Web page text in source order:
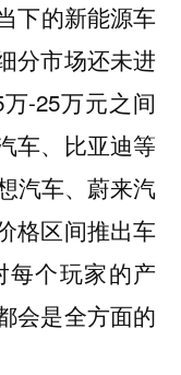
下的新能源车
分市场还未进
-25万元之间
车、比亚迪等
汽车、蔚来汽
格区间推出车
每个玩家的产
会是全方面的